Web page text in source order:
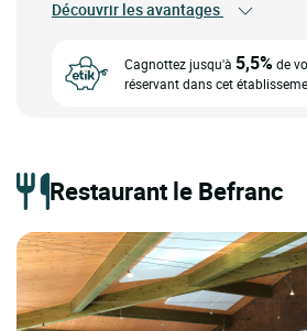
Découvrir les avantages
Cagnottez jusqu'à 5,5%de
réservant dans cet
Restaurant le Befranc